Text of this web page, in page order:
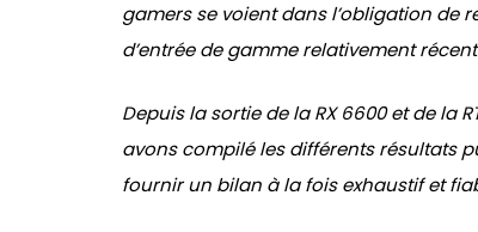
gamers se voient dans l’obligation de
d’entrée de gamme relativement
Depuis la sortie de la RX 6600 et de la
avons compilé les différents résultats
fournir un bilan à la fois exhaustif et